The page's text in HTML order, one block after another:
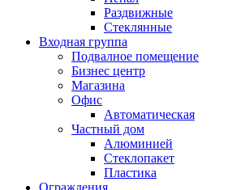
Раздвижные
Стеклянные
Входная группа
Подвалное помещение
Бизнес центр
Магазина
Офис
Автоматическая
Частный дом
Алюминией
Стеклопакет
Пластика
Ограждения